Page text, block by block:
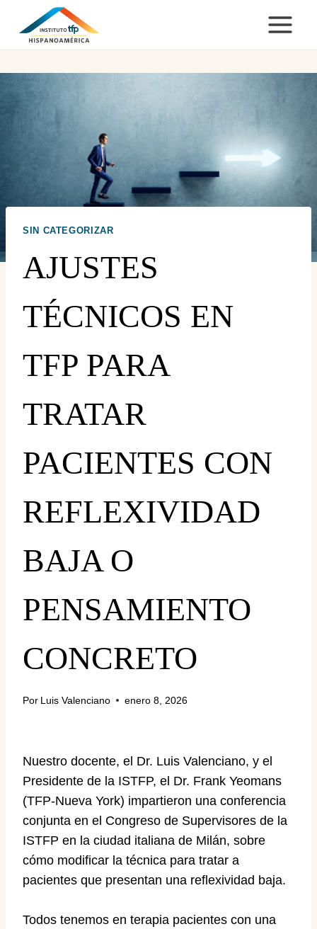
SIN CATEGORIZAR
AJUSTES
TÉCNICOS EN
TFP PARA
TRATAR
PACIENTES CON
REFLEXIVIDAD
BAJA O
PENSAMIENTO
CONCRETO
Por Luis Valenciano enero 8, 2026
Nuestro docente, el Dr. Luis Valenciano, y el
Presidente de la ISTFP, el Dr. Frank Yeomans
(TFP-Nueva York) impartieron una conferencia
conjunta en el Congreso de Supervisores de la
ISTFP en la ciudad italiana de Milán, sobre
cómo modificar la técnica para tratar a
pacientes que presentan una reflexividad baja.
Todos tenemos en terapia pacientes con una